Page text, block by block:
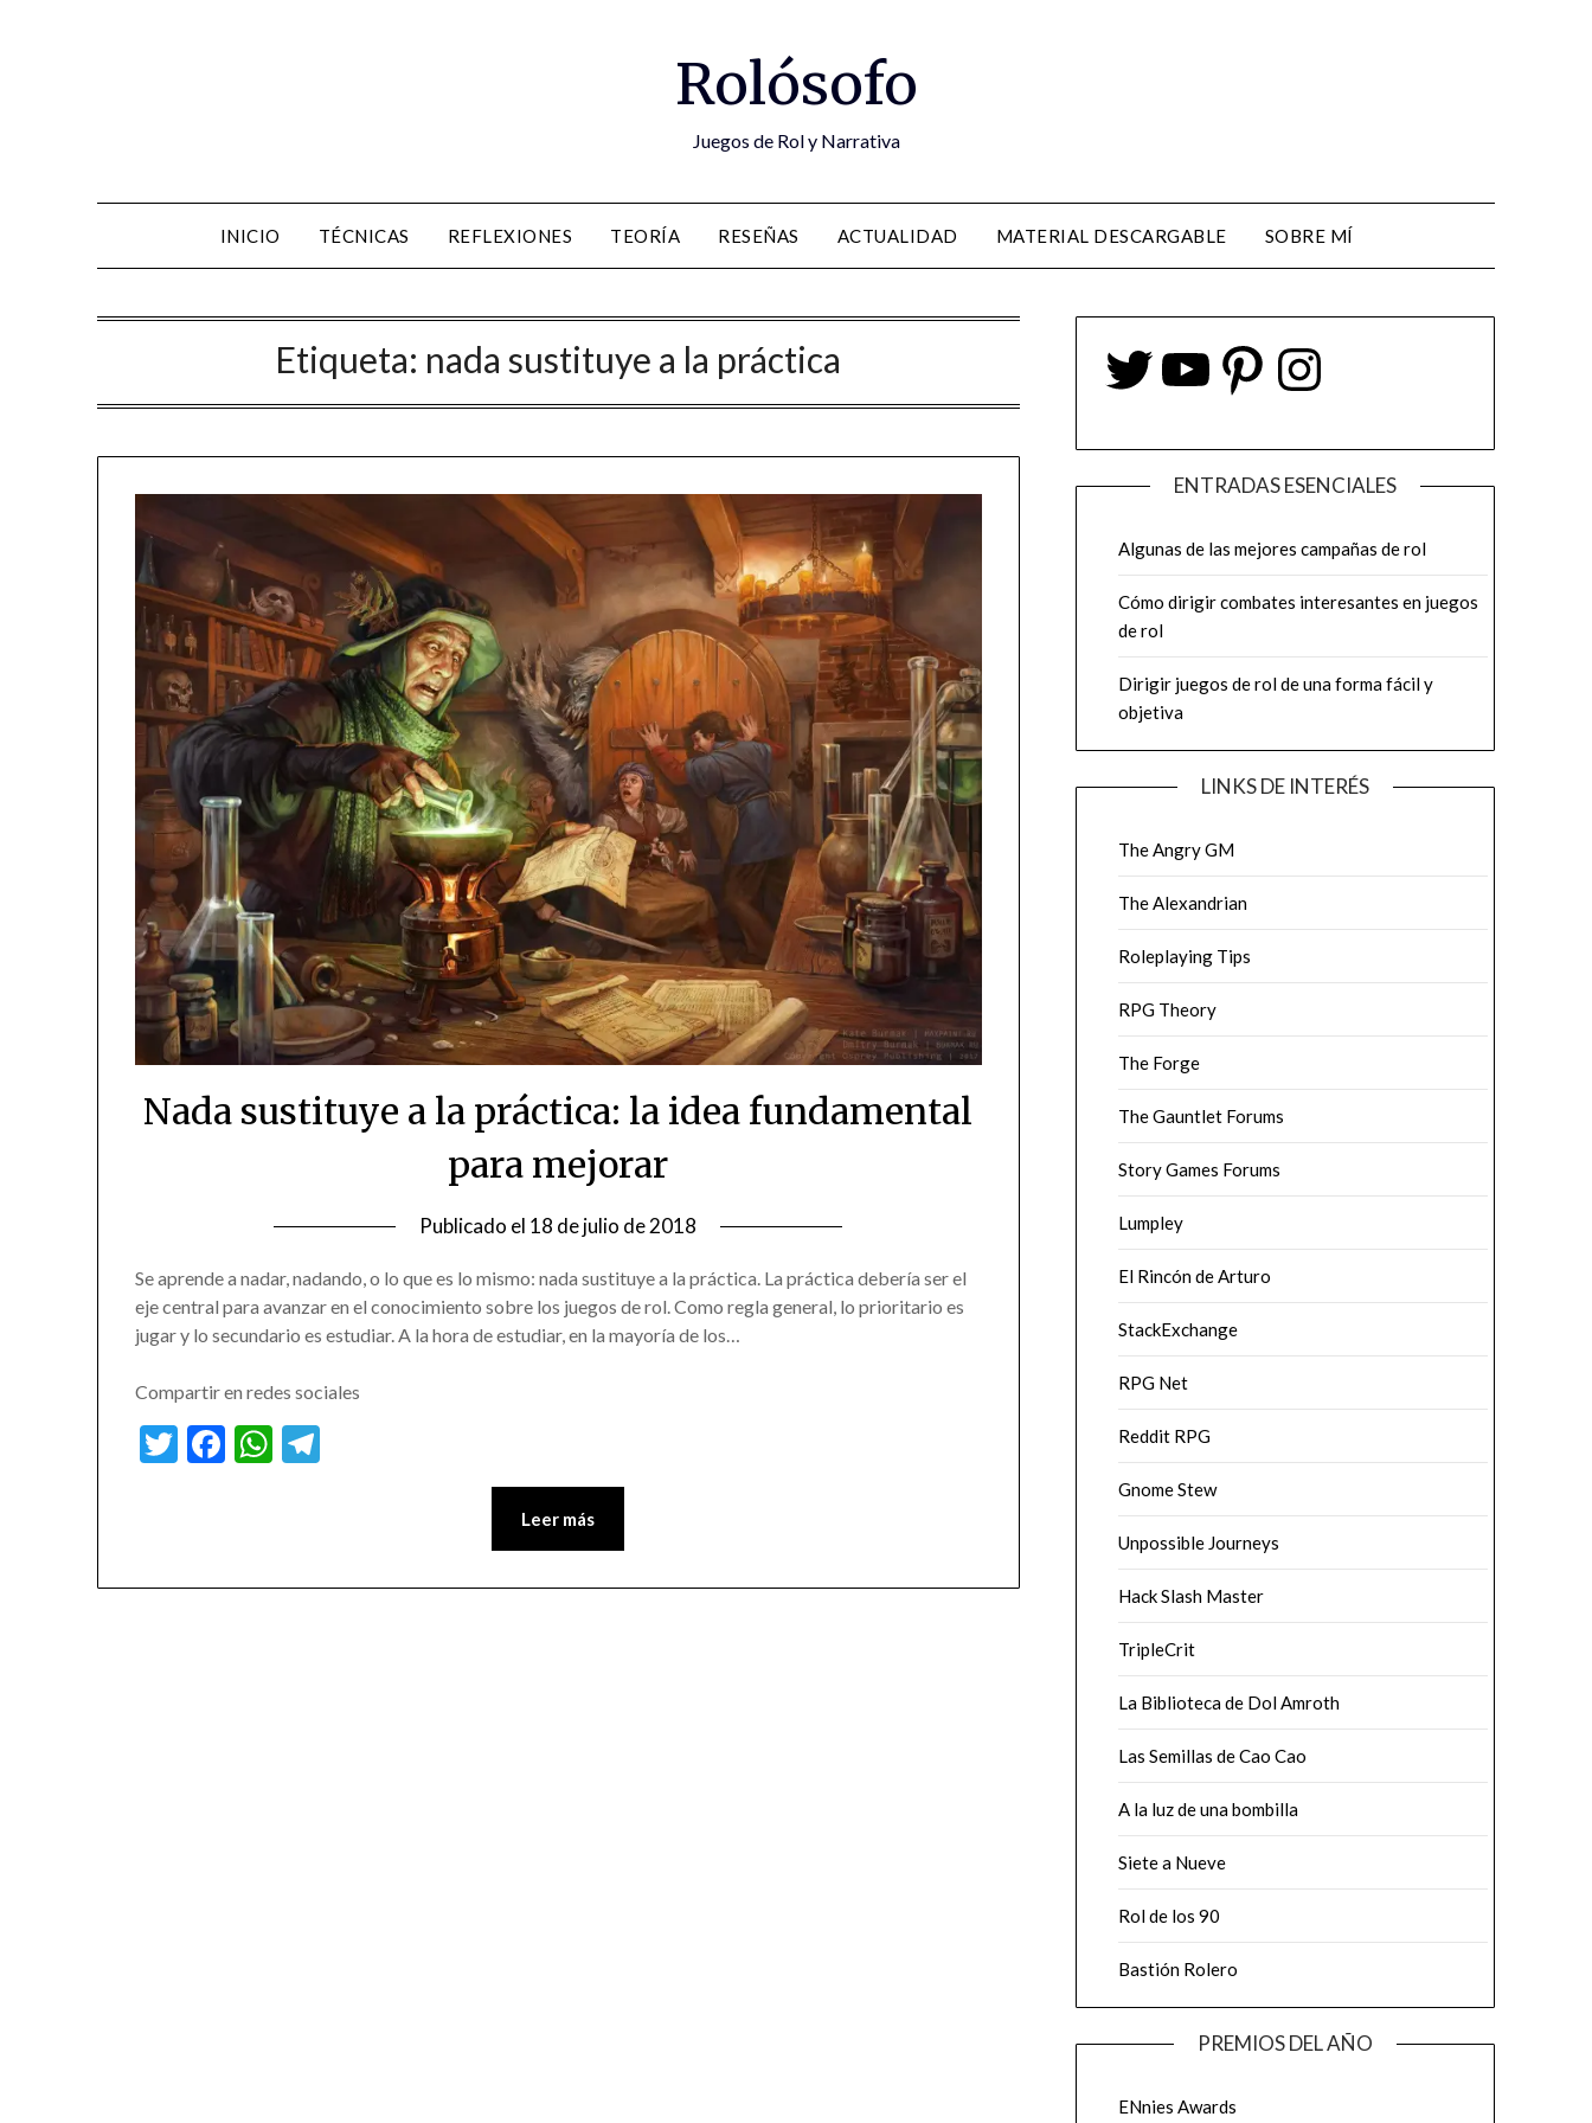
Rolósofo
Juegos de Rol y Narrativa
INICIO TÉCNICAS REFLEXIONES TEORÍA RESEÑAS ACTUALIDAD MATERIAL DESCARGABLE SOBRE MÍ
Etiqueta: nada sustituye a la práctica
Nada sustituye a la práctica: la idea fundamental
para mejorar
Publicado el 18 de julio de 2018
Se aprende a nadar, nadando, o lo que es lo mismo: nada sustituye a la práctica. La práctica debería ser el
eje central para avanzar en el conocimiento sobre los juegos de rol. Como regla general, lo prioritario es
jugar y lo secundario es estudiar. A la hora de estudiar, en la mayoría de los…
Compartir en redes sociales
Twitter
Facebook
WhatsApp
Leer más
ENTRADAS ESENCIALES
Algunas de las mejores campañas de rol
Cómo dirigir combates interesantes en juegos
de rol
Dirigir juegos de rol de una forma fácil y
objetiva
LINKS DE INTERÉS
The Angry GM
The Alexandrian
Roleplaying Tips
RPG Theory
The Forge
The Gauntlet Forums
Story Games Forums
Lumpley
El Rincón de Arturo
StackExchange
RPG Net
Reddit RPG
Gnome Stew
Unpossible Journeys
Hack Slash Master
TripleCrit
La Biblioteca de Dol Amroth
Las Semillas de Cao Cao
A la luz de una bombilla
Siete a Nueve
Rol de los 90
Bastión Rolero
PREMIOS DEL AÑO
ENnies Awards